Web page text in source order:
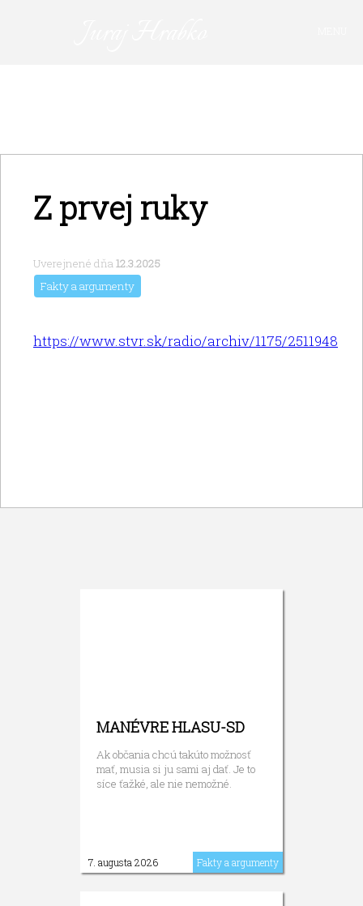
O MNE
Z prvej ruky
Uverejnené dňa12.3.2025
Fakty a argumenty
https://www.stvr.sk/radio/archiv/1175/2511948
MANÉVRE HLASU-SD
Ak občania chcú takúto možnosť
mať, musia si ju sami aj dať. Je to
síce ťažké, ale nie nemožné.
7. augusta 2026 Fakty a argumenty